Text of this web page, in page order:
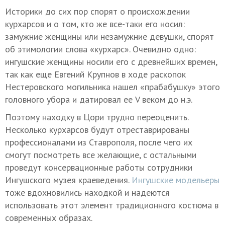
Историки до сих пор спорят о происхождении
курхарсов и о том, кто же все-таки его носил:
замужние женщины или незамужние девушки, спорят
об этимологии слова «курхарс». Очевидно одно:
ингушские женщины носили его с древнейших времен,
так как еще Евгений Крупнов в ходе раскопок
Нестеровского могильника нашел «прабабушку» этого
головного убора и датировал ее V веком до н.э.
Поэтому находку в Цори трудно переоценить.
Несколько курхарсов будут отреставрированы
профессионалами из Ставрополя, после чего их
смогут посмотреть все желающие, с остальными
проведут консервационные работы сотрудники
Ингушского музея краеведения. Ингушские модельеры
тоже вдохновились находкой и надеются
использовать этот элемент традиционного костюма в
современных образах.